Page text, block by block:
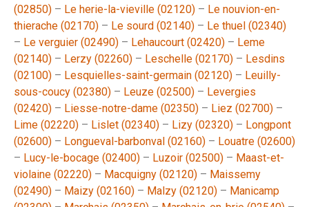
(02850) – Le herie-la-vieville (02120) – Le nouvion-en-
thierache (02170) – Le sourd (02140) – Le thuel (02340)
– Le verguier (02490) – Lehaucourt (02420) – Leme
(02140) – Lerzy (02260) – Leschelle (02170) – Lesdins
(02100) – Lesquielles-saint-germain (02120) – Leuilly-
sous-coucy (02380) – Leuze (02500) – Levergies
(02420) – Liesse-notre-dame (02350) – Liez (02700) –
Lime (02220) – Lislet (02340) – Lizy (02320) – Longpont
(02600) – Longueval-barbonval (02160) – Louatre (02600)
– Lucy-le-bocage (02400) – Luzoir (02500) – Maast-et-
violaine (02220) – Macquigny (02120) – Maissemy
(02490) – Maizy (02160) – Malzy (02120) – Manicamp